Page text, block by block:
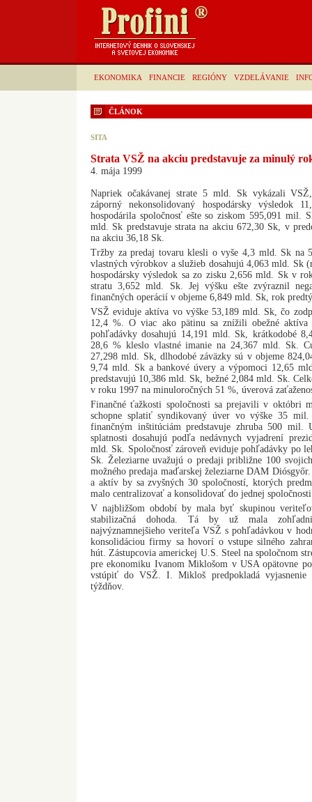
EKONOMIKA FINANCIE REGIÓNY VZDELÁVANIE
ČLÁNOK
SITA
Strata VSŽ na akciu predstavuje za minulý
4. mája 1999
Napriek očakávanej strate 5 mld. Sk vykázali
záporný nekonsolidovaný hospodársky
hospodárila spoločnosť ešte so ziskom 595,091 mil.
mld. Sk predstavuje strata na akciu 672,30 Sk, v
na akciu 36,18 Sk.
Tržby za predaj tovaru klesli o vyše 4,3 mld. Sk na
vlastných výrobkov a služieb dosahujú 4,063 mld. Sk
hospodársky výsledok sa zo zisku 2,656 mld. Sk v
stratu 3,652 mld. Sk. Jej výšku ešte zvýraznil
finančných operácií v objeme 6,849 mld. Sk, rok
VSŽ eviduje aktíva vo výške 53,189 mld. Sk, čo
12,4 %. O viac ako pätinu sa znížili obežné
pohľadávky dosahujú 14,191 mld. Sk, krátkodobé
28,6 % kleslo vlastné imanie na 24,367 mld. Sk.
27,298 mld. Sk, dlhodobé záväzky sú v objeme
9,74 mld. Sk a bankové úvery a výpomoci 12,65
predstavujú 10,386 mld. Sk, bežné 2,084 mld. Sk.
v roku 1997 na minuloročných 51 %, úverová
Finančné ťažkosti spoločnosti sa prejavili v októbri
schopne splatiť syndikovaný úver vo výške 35
finančným inštitúciám predstavuje zhruba 500
splatnosti dosahujú podľa nedávnych vyjadrení
mld. Sk. Spoločnosť zároveň eviduje pohľadávky po
Sk. Železiarne uvažujú o predaji približne 100
možného predaja maďarskej železiarne DAM
a aktív by sa zvyšných 30 spoločností, ktorých
malo centralizovať a konsolidovať do jednej
V najbližšom období by mala byť skupinou
stabilizačná dohoda. Tá by už mala
najvýznamnejšieho veriteľa VSŽ s pohľadávkou v
konsolidáciou firmy sa hovorí o vstupe silného
hút. Zástupcovia americkej U.S. Steel na spoločnom
pre ekonomiku Ivanom Miklošom v USA opätovne
vstúpiť do VSŽ. I. Mikloš predpokladá vyjasnenie
týždňov.